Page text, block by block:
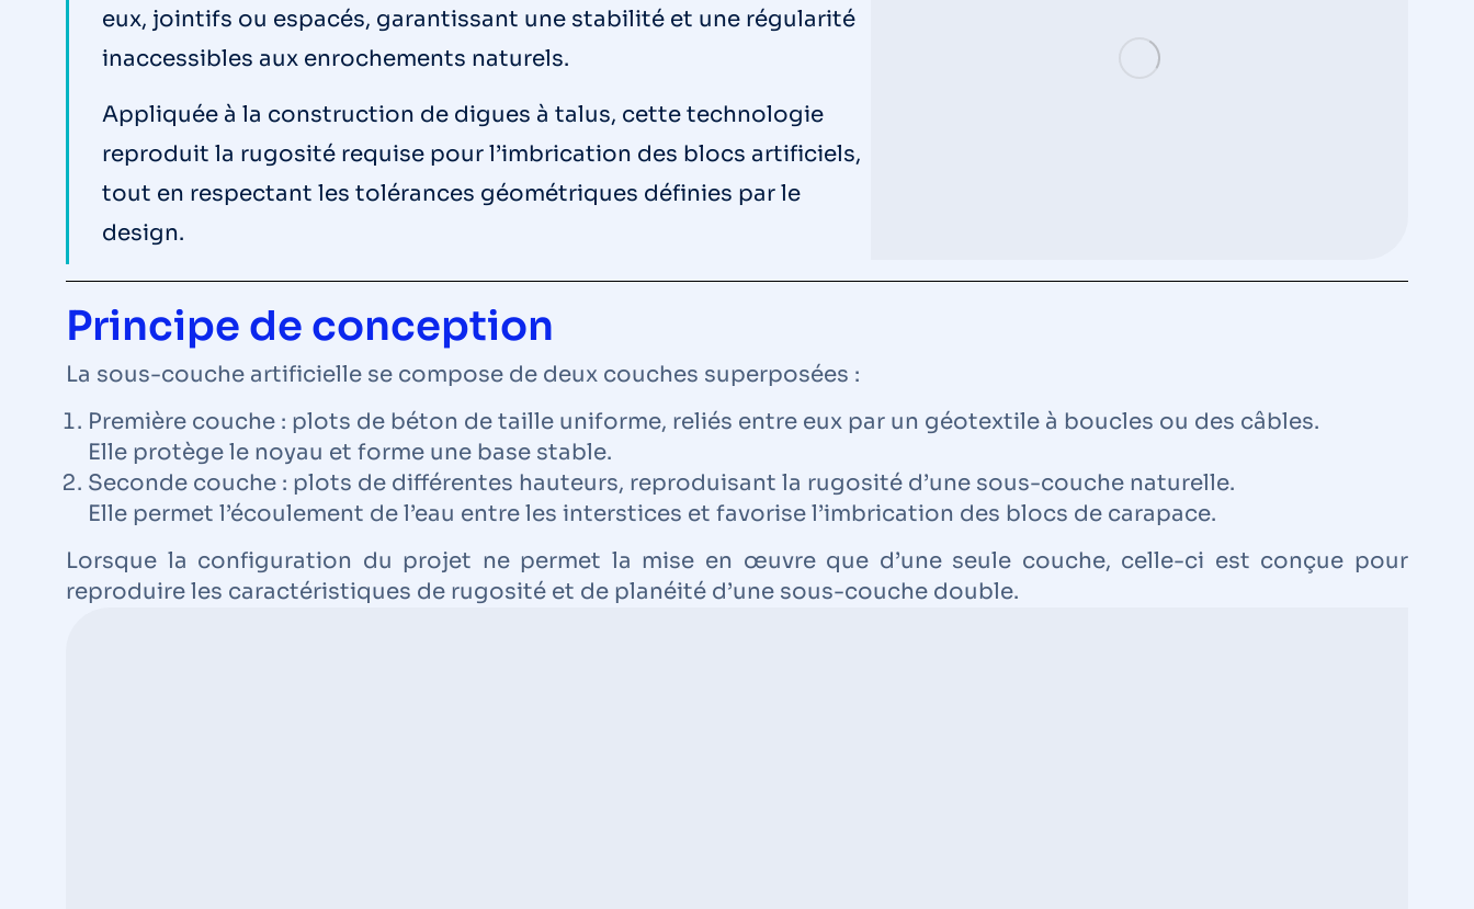
eux, jointifs ou espacés, garantissant une stabilité et une régularité
inaccessibles aux enrochements naturels.
Appliquée à la construction de digues à talus, cette technologie
reproduit la rugosité requise pour l’imbrication des blocs artificiels,
tout en respectant les tolérances géométriques définies par le
design.
Principe de conception
La sous-couche artificielle se compose de deux couches superposées :
Première couche : plots de béton de taille uniforme, reliés entre eux par un géotextile à boucles ou des câbles.
Elle protège le noyau et forme une base stable.
Seconde couche : plots de différentes hauteurs, reproduisant la rugosité d’une sous-couche naturelle.
Elle permet l’écoulement de l’eau entre les interstices et favorise l’imbrication des blocs de carapace.
Lorsque la configuration du projet ne permet la mise en œuvre que d’une seule couche, celle-ci est conçue pour
reproduire les caractéristiques de rugosité et de planéité d’une sous-couche double.